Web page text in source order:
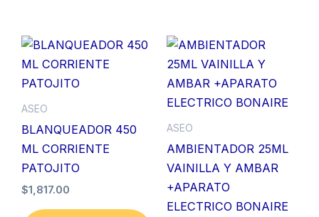
ASEO
BLANQUEADOR 450
ML CORRIENTE
PATOJITO
$1,817.00
ASEO
AMBIENTADOR 25ML
VAINILLA Y AMBAR
+APARATO
ELECTRICO BONAIRE